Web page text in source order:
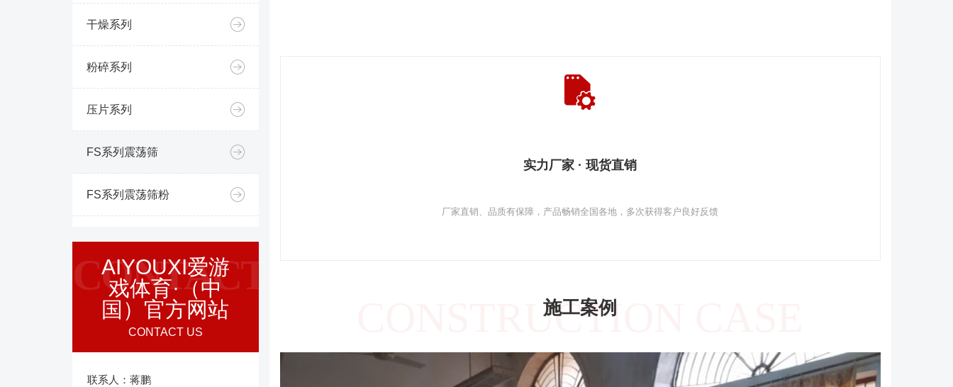
干燥系列
粉碎系列
压片系列
FS系列震荡筛
FS系列震荡筛粉
AIYOUXI爱游
戏体育·（中
国）官方网站
CONTACT US
CONTACT
联系人：蒋鹏
实力厂家 · 现货直销
厂家直销、品质有保障，产品畅销全国各地，多次获得客户良好反馈
施工案例
CONSTRUCTION CASE